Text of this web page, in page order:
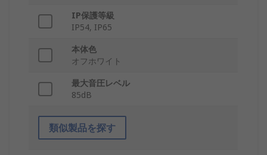
IP保護等級
IP54, IP65
本体色
オフホワイト
最大音圧レベル
85dB
類似製品を探す